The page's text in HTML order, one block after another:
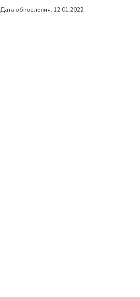
Дата обновления: 12.01.2022